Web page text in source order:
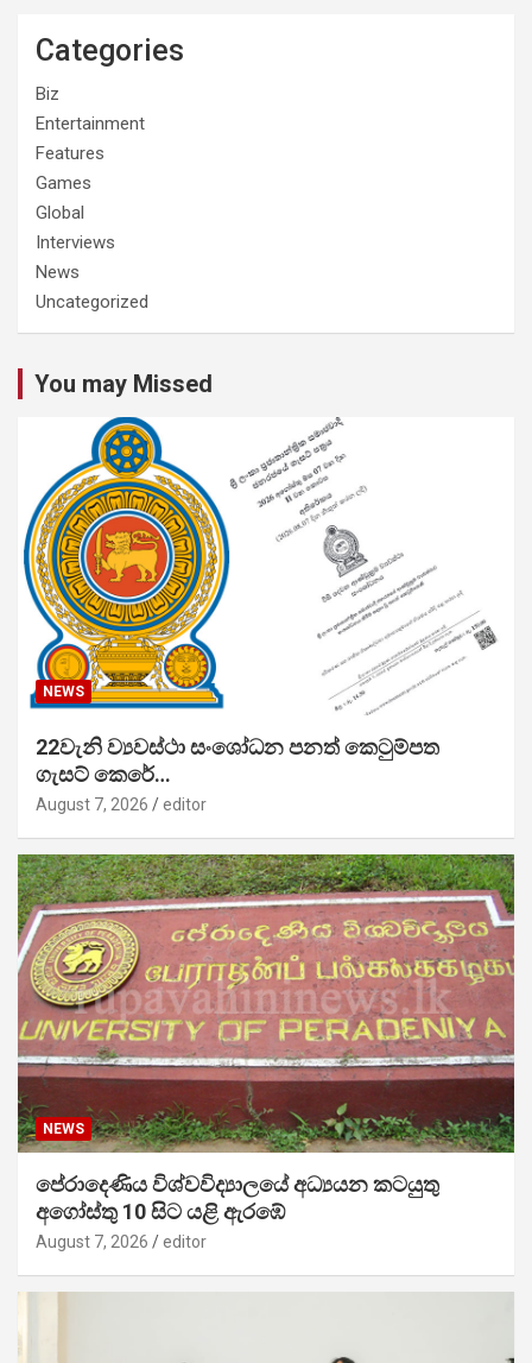
Categories
Biz
Entertainment
Features
Games
Global
Interviews
News
Uncategorized
You may Missed
NEWS
22වැනි ව්‍යවස්ථා සංශෝධන පනත් කෙටුම්පත
ගැසට් කෙරේ…
August 7, 2026 editor
NEWS
පේරාදෙණිය විශ්වවිද්‍යාලයේ අධ්‍යයන කටයුතු
අගෝස්තු 10 සිට යළි ඇරඹේ
August 7, 2026 editor